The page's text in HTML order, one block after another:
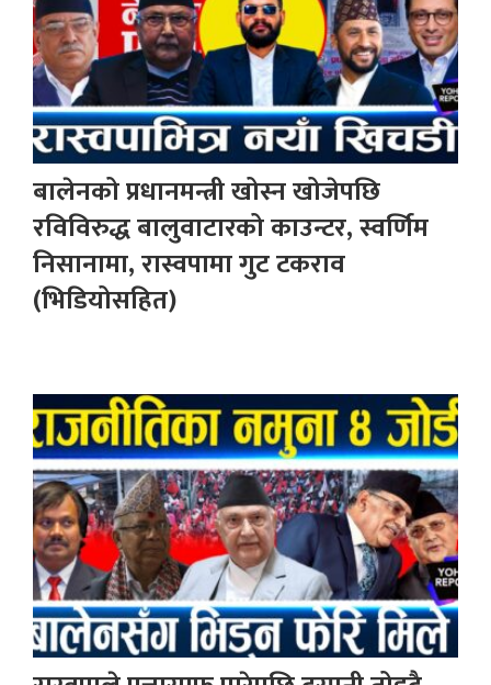
बालेनको प्रधानमन्त्री खोस्न खोजेपछि
रविविरुद्ध बालुवाटारको काउन्टर, स्वर्णिम
निसानामा, रास्वपामा गुट टकराव
(भिडियोसहित)